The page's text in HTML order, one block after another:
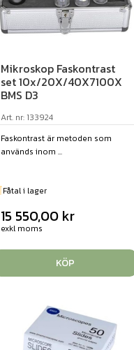
Mikroskop Faskontrast
set 10x/20X/40X7100X
BMS D3
Art. nr: 133924
Faskontrast är metoden som
används inom ...
Fåtal i lager
15 550,00 kr
exkl moms
KÖP